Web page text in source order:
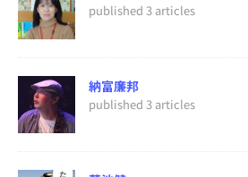
published 3 articles
納富廉邦
published 3 articles